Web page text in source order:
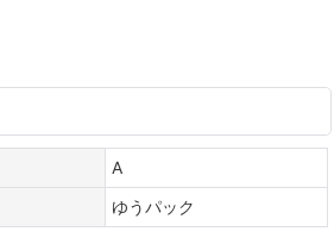
A
ゆうパック